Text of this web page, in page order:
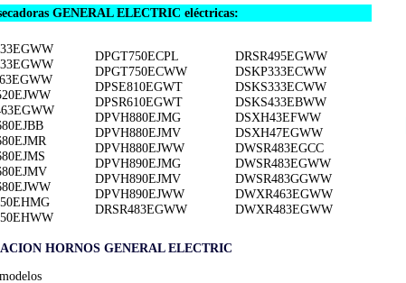
GENERAL ELECTRIC eléctricas:
DPGT750ECPL
DPGT750ECWW
DPSE810EGWT
DPSR610EGWT
DPVH880EJMG
DPVH880EJMV
DPVH880EJWW
DPVH890EJMG
DPVH890EJMV
DPVH890EJWW
DRSR483EGWW
DRSR495EGWW
DSKP333ECWW
DSKS333ECWW
DSKS433EBWW
DSXH43EFWW
DSXH47EGWW
DWSR483EGCC
DWSR483EGWW
DWSR483GGWW
DWXR463EGWW
DWXR483EGWW
HORNOS GENERAL ELECTRIC